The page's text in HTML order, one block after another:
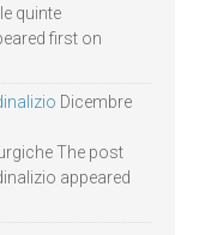
quinte
first on
Dicembre
The post
appeared